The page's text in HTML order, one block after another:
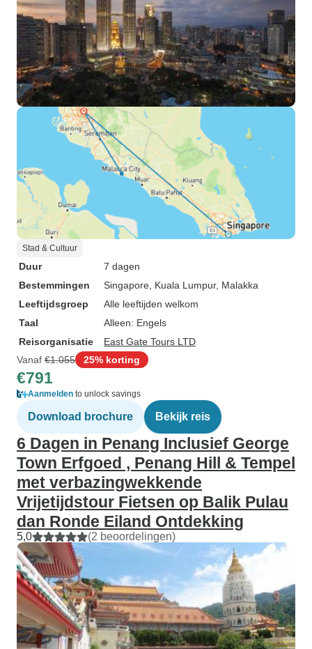
Stad & Cultuur
Duur
7 dagen
Bestemmingen
Singapore , Kuala Lumpur, Malakka
Leeftijdsgroep
Alle leeftijden welkom
Taal
Alleen: Engels
Reisorganisatie
East Gate Tours LTD
Vanaf €1.055 25% korting
€791
Aanmelden to unlock savings
Download brochure Bekijk reis
6 Dagen in Penang Inclusief George
Town Erfgoed , Penang Hill & Tempel
met verbazingwekkende
Vrijetijdstour Fietsen op Balik Pulau
dan Ronde Eiland Ontdekking
5,0 (2 beoordelingen)